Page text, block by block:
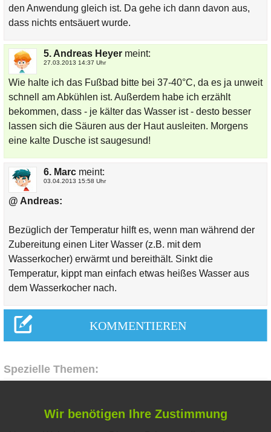
den Anwendung gleich ist. Da gehe ich dann davon aus,
dass nichts entsäuert wurde.
5. Andreas Heyermeint:
27.03.2013 14:37 Uhr
Wie halte ich das Fußbad bitte bei 37-40°C, da es ja unweit
schnell am Abkühlen ist. Außerdem habe ich erzählt
bekommen, dass - je kälter das Wasser ist - desto besser
lassen sich die Säuren aus der Haut ausleiten. Morgens
eine kalte Dusche ist saugesund!
6. Marcmeint:
03.04.2013 15:58 Uhr
@ Andreas:
Bezüglich der Temperatur hilft es, wenn man während der
Zubereitung einen Liter Wasser (z.B. mit dem
Wasserkocher) erwärmt und bereithält. Sinkt die
Temperatur, kippt man einfach etwas heißes Wasser aus
dem Wasserkocher nach.
Spezielle Themen:
Wir benötigen Ihre Zustimmung